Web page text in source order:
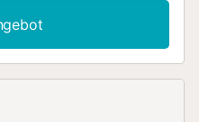
Ein Babybett und ein
Das Highlight dieser
mit Pool, Garten